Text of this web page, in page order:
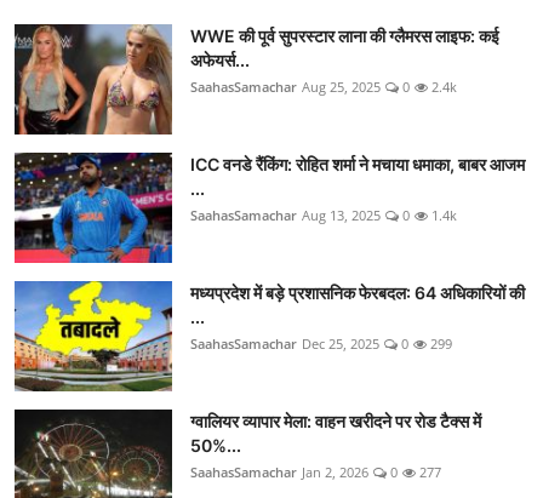
WWE की पूर्व सुपरस्टार लाना की ग्लैमरस लाइफ: कई
अफेयर्स...
SaahasSamachar Aug 25, 2025 0 2.4k
ICC वनडे रैंकिंग: रोहित शर्मा ने मचाया धमाका, बाबर आजम
...
SaahasSamachar Aug 13, 2025 0 1.4k
मध्यप्रदेश में बड़े प्रशासनिक फेरबदल: 64 अधिकारियों की
...
SaahasSamachar Dec 25, 2025 0 299
ग्वालियर व्यापार मेला: वाहन खरीदने पर रोड टैक्स में
50%...
SaahasSamachar Jan 2, 2026 0 277